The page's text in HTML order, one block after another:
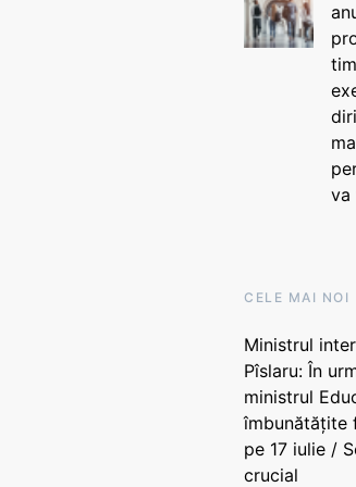
va
CELE MAI NOI
Ministrul
Pîslaru: În
ministrul
îmbunătățite
pe 17 iulie /
crucial